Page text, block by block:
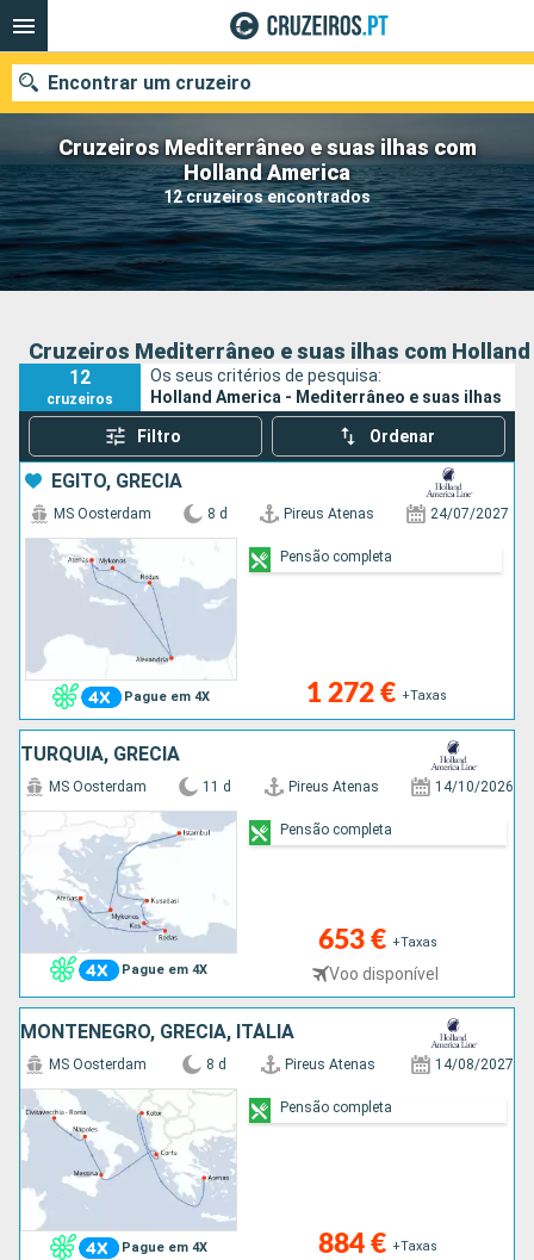
Cruzeiros Mediterrâneo e suas ilhas com
Holland America
12 cruzeiros encontrados
Encontrar um cruzeiro
Quando ir?
Data de partida
Pesquisar
Cruzeiros Mediterrâneo e suas ilhas com
12
cruzeiros
Os seus critérios de pesquisa:
Holland America - Mediterrâneo e suas ilhas
Filtro Ordenar
EGITO, GRÉCIA
Pague em 4X
MS Oosterdam 8 d Pireus Atenas 24/07/2027
1 272 € +Taxas
Pensão completa
TURQUIA, GRÉCIA
Pague em 4X
MS Oosterdam 11 d Pireus Atenas 14/10/2026
653 € +Taxas
Voo disponível
Pensão completa
MONTENEGRO, GRÉCIA, ITÁLIA
Pague em 4X
MS Oosterdam 8 d Pireus Atenas 14/08/2027
884 € +Taxas
Pensão completa